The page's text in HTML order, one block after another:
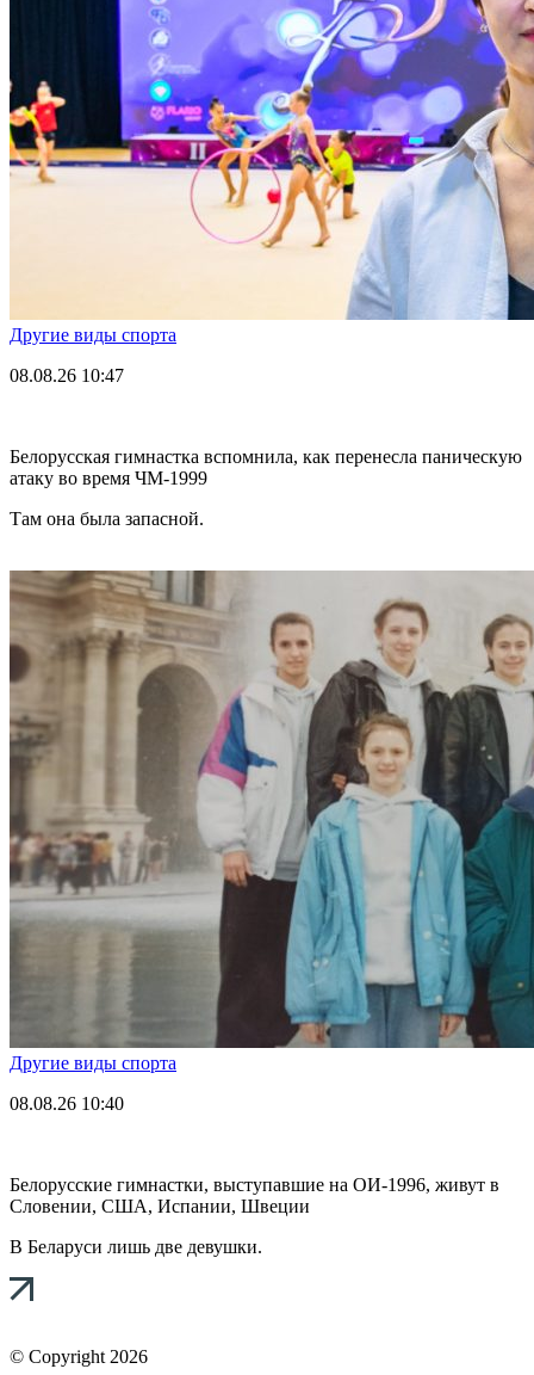
Другие виды спорта
08.08.26 10:47
Белорусская гимнастка вспомнила, как перенесла паническую
атаку во время ЧМ-1999
Там она была запасной.
Другие виды спорта
08.08.26 10:40
Белорусские гимнастки, выступавшие на ОИ-1996, живут в
Словении, США, Испании, Швеции
В Беларуси лишь две девушки.
© Copyright 2026